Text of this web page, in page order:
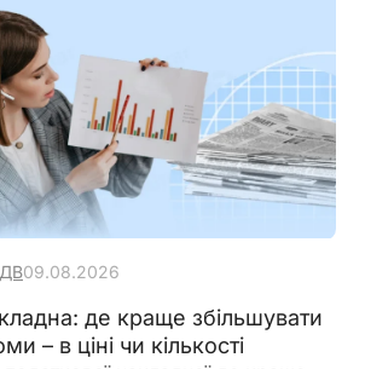
09.08.2026
де краще збільшувати
– в ціні чи кількості